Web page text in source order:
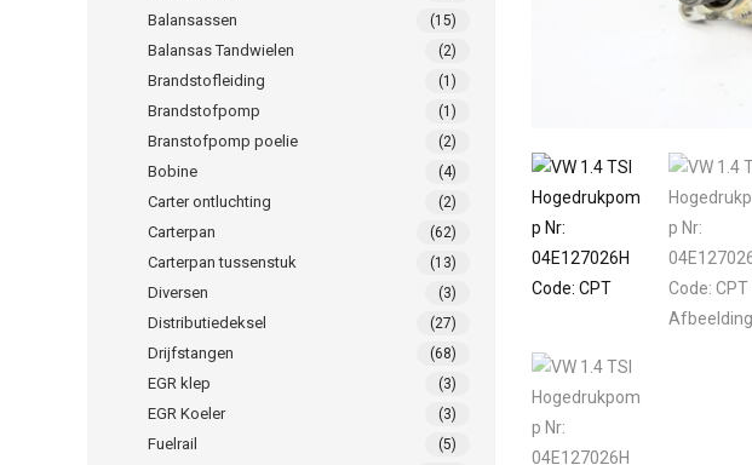
Balansassen (15)
Balansas Tandwielen (2)
Brandstofleiding (1)
Brandstofpomp (1)
Branstofpomp poelie (2)
Bobine (4)
Carter ontluchting (2)
Carterpan (62)
Carterpan tussenstuk (13)
Diversen (3)
Distributiedeksel (27)
Drijfstangen (68)
EGR klep (3)
EGR Koeler (3)
Fuelrail (5)